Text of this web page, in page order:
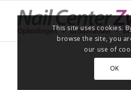
This site uses cookies.
browse the site, you
our use of
OK